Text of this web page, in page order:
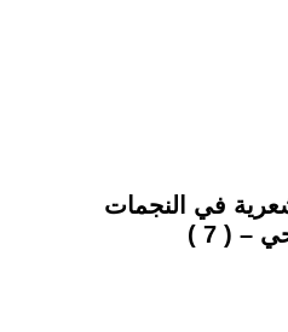
في النجمات
– ( 7 )